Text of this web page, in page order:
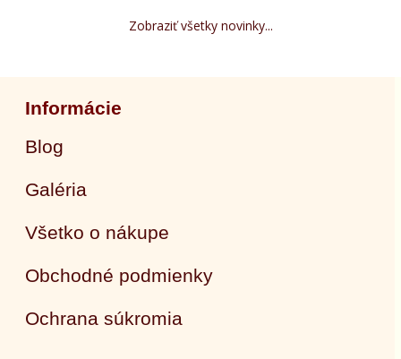
Zobraziť všetky novinky...
Informácie
Blog
Galéria
Všetko o nákupe
Obchodné podmienky
Ochrana súkromia